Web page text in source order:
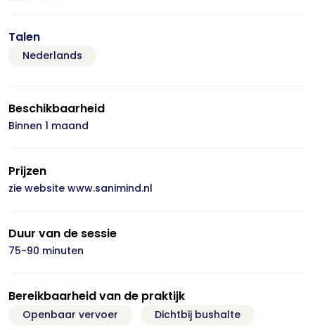
Talen
Nederlands
Beschikbaarheid
Binnen 1 maand
Prijzen
zie website www.sanimind.nl
Duur van de sessie
75-90 minuten
Bereikbaarheid van de praktijk
Openbaar vervoer
Dichtbij bushalte